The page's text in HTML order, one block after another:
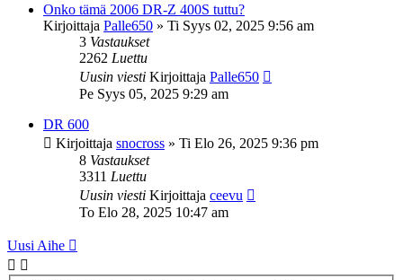
Onko tämä 2006 DR-Z 400S tuttu?
Kirjoittaja Palle650 » Ti Syys 02, 2025 9:56 am
3 Vastaukset
2262 Luettu
Uusin viesti Kirjoittaja Palle650
Pe Syys 05, 2025 9:29 am
DR 600
Kirjoittaja snocross » Ti Elo 26, 2025 9:36 pm
8 Vastaukset
3311 Luettu
Uusin viesti Kirjoittaja ceevu
To Elo 28, 2025 10:47 am
Uusi Aihe